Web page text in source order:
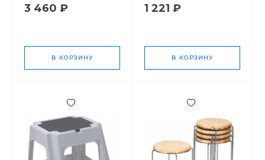
3 460 ₽
В КОРЗИНУ
1 221 ₽
В КОРЗИНУ